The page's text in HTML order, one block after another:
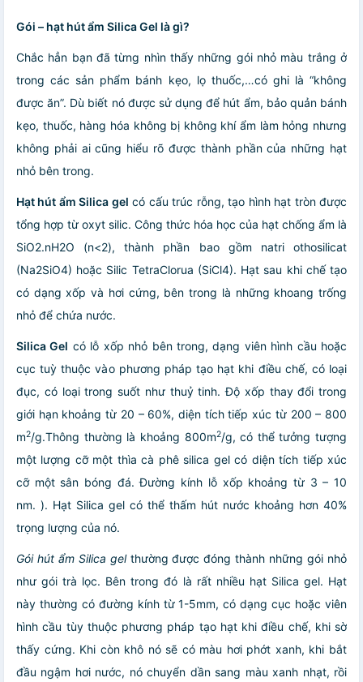
Gói – hạt hút ẩm Silica Gel là gì?
Chắc hẳn bạn đã từng nhìn thấy những gói nhỏ màu trắng ở
trong các sản phẩm bánh kẹo, lọ thuốc,…có ghi là “không
được ăn”. Dù biết nó được sử dụng để hút ẩm, bảo quản bánh
kẹo, thuốc, hàng hóa không bị không khí ẩm làm hỏng nhưng
không phải ai cũng hiểu rõ được thành phần của những hạt
nhỏ bên trong.
Hạt hút ẩm Silica gel có cấu trúc rỗng, tạo hình hạt tròn được
tổng hợp từ oxyt silic. Công thức hóa học của hạt chống ẩm là
SiO2.nH2O (n<2), thành phần bao gồm natri othosilicat
(Na2SiO4) hoặc Silic TetraClorua (SiCl4). Hạt sau khi chế tạo
có dạng xốp và hơi cứng, bên trong là những khoang trống
nhỏ để chứa nước.
Silica Gel có lỗ xốp nhỏ bên trong, dạng viên hình cầu hoặc
cục tuỳ thuộc vào phương pháp tạo hạt khi điều chế, có loại
đục, có loại trong suốt như thuỷ tinh. Độ xốp thay đổi trong
giới hạn khoảng từ 20 – 60%, diện tích tiếp xúc từ 200 – 800
m2/g.Thông thường là khoảng 800m2/g, có thể tưởng tượng
một lượng cỡ một thìa cà phê silica gel có diện tích tiếp xúc
cỡ một sân bóng đá. Đường kính lỗ xốp khoảng từ 3 – 10
nm. ). Hạt Silica gel có thể thấm hút nước khoảng hơn 40%
trọng lượng của nó.
Gói hút ẩm Silica gel thường được đóng thành những gói nhỏ
như gói trà lọc. Bên trong đó là rất nhiều hạt Silica gel. Hạt
này thường có đường kính từ 1-5mm, có dạng cục hoặc viên
hình cầu tùy thuộc phương pháp tạo hạt khi điều chế, khi sờ
thấy cứng. Khi còn khô nó sẽ có màu hơi phớt xanh, khi bắt
đầu ngậm hơi nước, nó chuyển dần sang màu xanh nhạt, rồi